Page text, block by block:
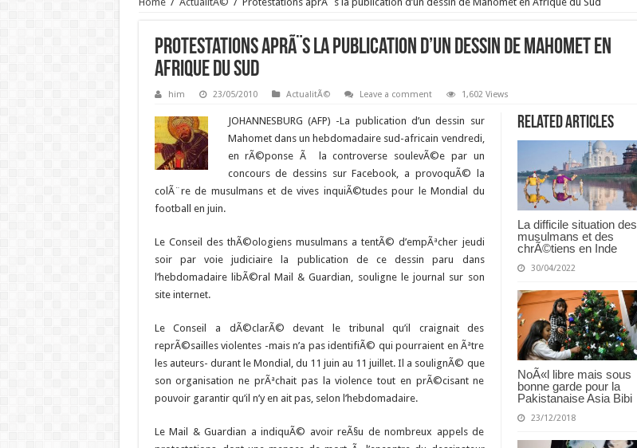
Protestations aprÃ¨s la publication d’un dessin de Mahomet en
Afrique du Sud
him 23/05/2010 ActualitÃ© Leave a comment 1,602 Views
Related Articles
La difficile situation des
musulmans et des
chrÃ©tiens en Inde
30/04/2022
NoÃ«l libre mais sous
bonne garde pour la
Pakistanaise Asia Bibi
23/12/2018
JOHANNESBURG (AFP) -La publication d’un dessin sur
Mahomet dans un hebdomadaire sud-africain vendredi,
en rÃ©ponse Ã la controverse soulevÃ©e par un
concours de dessins sur Facebook, a provoquÃ© la
colÃ¨re de musulmans et de vives inquiÃ©tudes pour le Mondial du
football en juin.
Le Conseil des thÃ©ologiens musulmans a tentÃ© d’empÃªcher jeudi
soir par voie judiciaire la publication de ce dessin paru dans
l’hebdomadaire libÃ©ral Mail & Guardian, souligne le journal sur son
site internet.
Le Conseil a dÃ©clarÃ© devant le tribunal qu’il craignait des
reprÃ©sailles violentes -mais n’a pas identifiÃ© qui pourraient en Ãªtre
les auteurs- durant le Mondial, du 11 juin au 11 juillet. Il a soulignÃ© que
son organisation ne prÃªchait pas la violence tout en prÃ©cisant ne
pouvoir garantir qu’il n’y en ait pas, selon l’hebdomadaire.
Le Mail & Guardian a indiquÃ© avoir reÃ§u de nombreux appels de